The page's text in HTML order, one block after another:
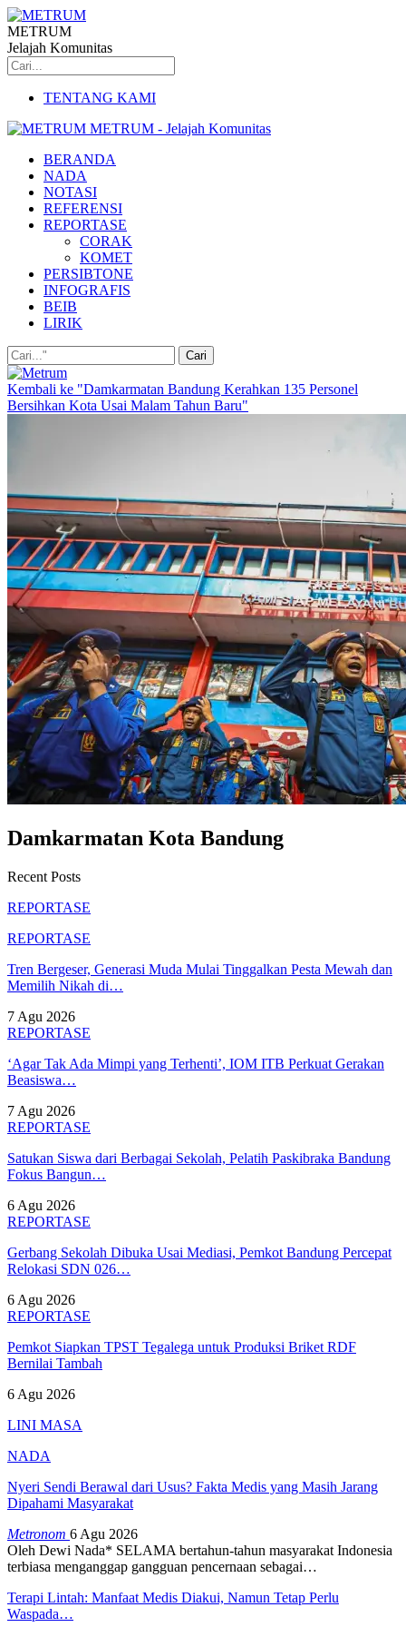
METRUM
Jelajah Komunitas
TENTANG KAMI
METRUM - Jelajah Komunitas
BERANDA
NADA
NOTASI
REFERENSI
REPORTASE
CORAK
KOMET
PERSIBTONE
INFOGRAFIS
BEIB
LIRIK
Kembali ke "Damkarmatan Bandung Kerahkan 135 Personel
Bersihkan Kota Usai Malam Tahun Baru"
Damkarmatan Kota Bandung
Recent Posts
REPORTASE
REPORTASE
Tren Bergeser, Generasi Muda Mulai Tinggalkan Pesta Mewah dan
Memilih Nikah di…
7 Agu 2026
REPORTASE
‘Agar Tak Ada Mimpi yang Terhenti’, IOM ITB Perkuat Gerakan
Beasiswa…
7 Agu 2026
REPORTASE
Satukan Siswa dari Berbagai Sekolah, Pelatih Paskibraka Bandung
Fokus Bangun…
6 Agu 2026
REPORTASE
Gerbang Sekolah Dibuka Usai Mediasi, Pemkot Bandung Percepat
Relokasi SDN 026…
6 Agu 2026
REPORTASE
Pemkot Siapkan TPST Tegalega untuk Produksi Briket RDF
Bernilai Tambah
6 Agu 2026
LINI MASA
NADA
Nyeri Sendi Berawal dari Usus? Fakta Medis yang Masih Jarang
Dipahami Masyarakat
Metronom 6 Agu 2026
Oleh Dewi Nada* SELAMA bertahun-tahun masyarakat Indonesia
terbiasa menganggap gangguan pencernaan sebagai…
Terapi Lintah: Manfaat Medis Diakui, Namun Tetap Perlu
Waspada…